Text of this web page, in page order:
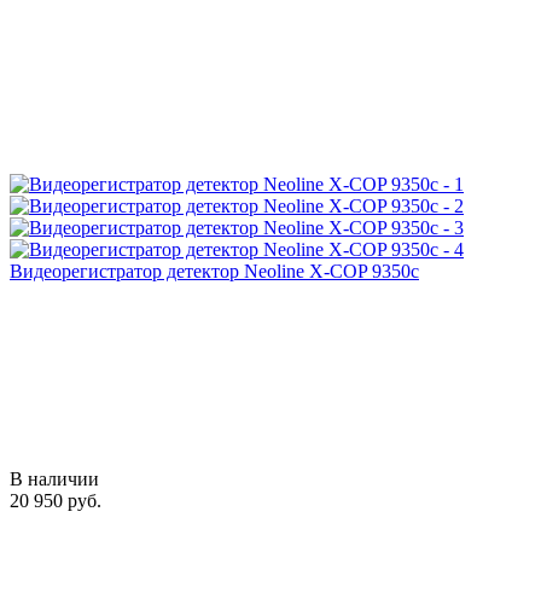
Видеорегистратор детектор Neoline X-COP 9350c
В наличии
20 950 руб.